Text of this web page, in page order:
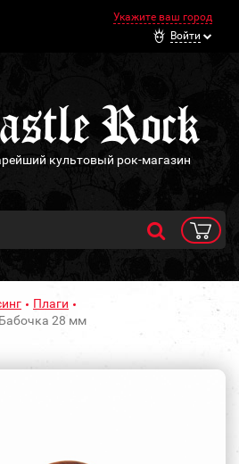
Укажите ваш город
Войти
культовый рок-магазин
Плаги
28 мм